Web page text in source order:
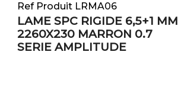
Ref Produit LRMA06
LAME SPC RIGIDE 6,5+1 MM
2260X230 MARRON 0.7
SERIE AMPLITUDE